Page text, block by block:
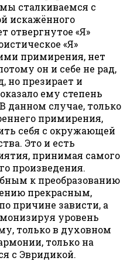
сталкиваемся с
искажённого
отвергнутое «Я»
«Я»
примирения, нет
он и себе не рад,
но презирает и
ему степень
данном случае, только
примирения,
себя с окружающей
Это и есть
принимая самого
произведения.
к преобразованию
прекрасным,
причине зависти, а
уровень
только в духовном
только на
с Эвридикой.